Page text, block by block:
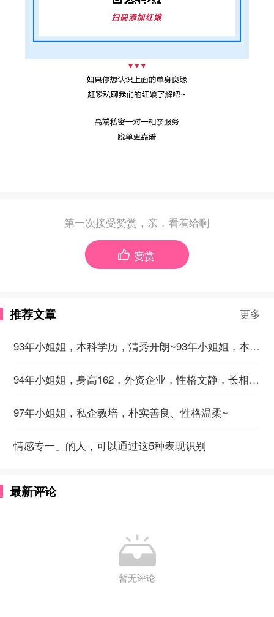
第一次接受赞赏，亲，看着给啊
 赞赏
推荐文章 更多
93年小姐姐，本科学历，清秀开朗~93年小姐姐，本科学历，清秀开朗~
94年小姐姐，身高162，外资企业，性格文静，长相温柔~
97年小姐姐，私企教培，朴实善良、性格温柔~
情感专一」的人，可以通过这5种表现识别
最新评论

暂无评论